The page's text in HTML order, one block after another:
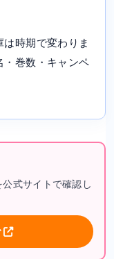
時期で変わりま
・巻数・キャンペ
式サイトで確認し